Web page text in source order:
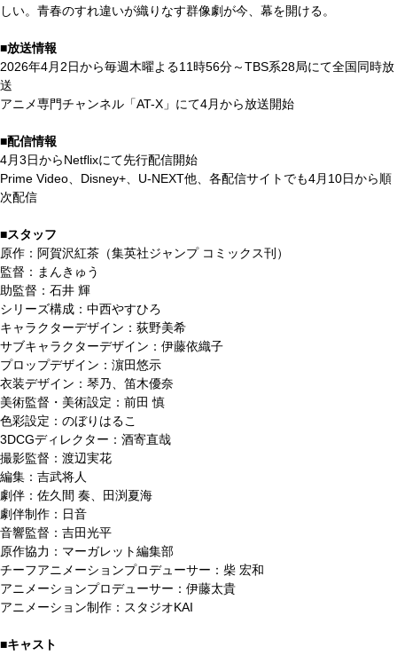
しい。青春のすれ違いが織りなす群像劇が今、幕を開ける。
■放送情報
2026年4月2日から毎週木曜よる11時56分～TBS系28局にて全国同時放
送
アニメ専門チャンネル「AT-X」にて4月から放送開始
■配信情報
4月3日からNetflixにて先行配信開始
Prime Video、Disney+、U-NEXT他、各配信サイトでも4月10日から順
次配信
■スタッフ
原作：阿賀沢紅茶（集英社ジャンプ コミックス刊）
監督：まんきゅう
助監督：石井 輝
シリーズ構成：中西やすひろ
キャラクターデザイン：荻野美希
サブキャラクターデザイン：伊藤依織子
プロップデザイン：濵田悠示
衣装デザイン：琴乃、笛木優奈
美術監督・美術設定：前田 慎
色彩設定：のぼりはるこ
3DCGディレクター：酒寄直哉
撮影監督：渡辺実花
編集：吉武将人
劇伴：佐久間 奏、田渕夏海
劇伴制作：日音
音響監督：吉田光平
原作協力：マーガレット編集部
チーフアニメーションプロデューサー：柴 宏和
アニメーションプロデューサー：伊藤太貴
アニメーション制作：スタジオKAI
■キャスト